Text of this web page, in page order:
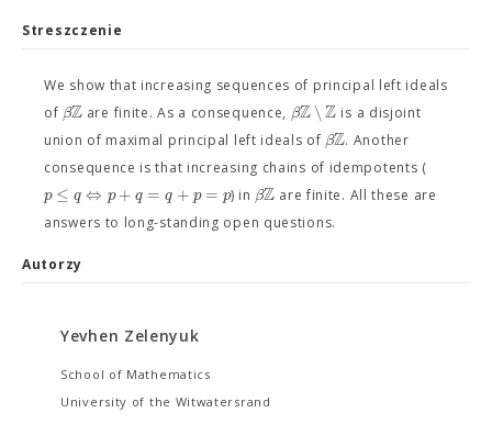
Streszczenie
We show that increasing sequences of principal left ideals
of βZ are finite. As a consequence, βZ∖Z is a disjoint
union of maximal principal left ideals of βZ. Another
consequence is that increasing chains of idempotents (
p ≤ q ⇔ p +q = q +p = p) in βZ are finite. All these are
answers to long-standing open questions.
Autorzy
Yevhen Zelenyuk
School of Mathematics
University of the Witwatersrand